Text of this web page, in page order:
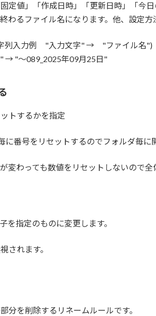
定値」「作成日時」「更新日時」「今日
わるファイル名になります。他、設定方
列入力例 "入力文字" → "ファイル名")
"～089_2025年09月25日"
トするかを指定
に番号をリセットするのでフォルダ毎に
変わっても数値をリセットしないので全
を指定のものに変更します。
されます。
分を削除するリネームルールです。